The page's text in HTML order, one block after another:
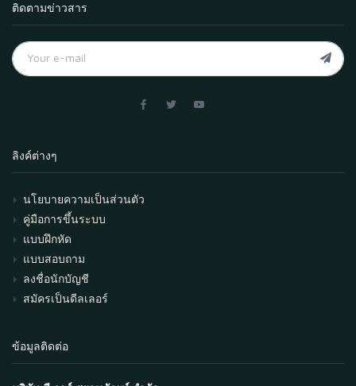
ติดตามข่าวสาร
ลิงค์ต่างๆ
นโยบายความเป็นส่วนตัว
คู่มือการขึ้นระบบ
แบบฝึกหัด
แบบสอบถาม
ลงชื่อนักบัญชี
สมัครเป็นดีลเลอร์
ข้อมูลติดต่อ